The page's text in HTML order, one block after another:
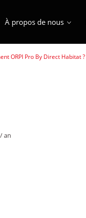
À propos de nous
ORPI Pro By Direct Habitat ?
an